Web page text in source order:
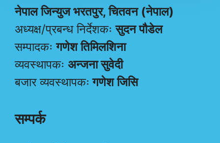
नेपाल जिन्युज भरतपुर, चितवन (नेपाल)
अध्यक्ष/प्रबन्ध निर्देशकःसुदन पौडेल
सम्पादकःगणेश तिमिलशिना
व्यवस्थापकः अन्जना सुवेदी
बजार व्यवस्थापकः गणेश जिसि
सम्पर्क